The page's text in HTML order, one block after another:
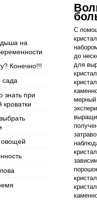
на
Конечно!!!
сада
знать при
кроватки
овощей
С
до
для
мерный